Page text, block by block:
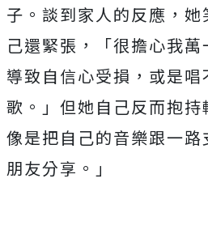
子。 談到家人的反應，
己還緊張，「很擔心我萬
導致自信心受損， 或是唱
歌。」但她自己反而抱持
像是把自己的音樂跟一路
朋友分享。」